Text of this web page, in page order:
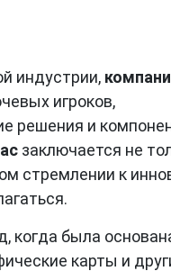
индустрии,
игроков,
решения и
заключается не
стремлении к
когда была
карты и